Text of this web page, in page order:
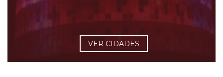
VER CIDADES